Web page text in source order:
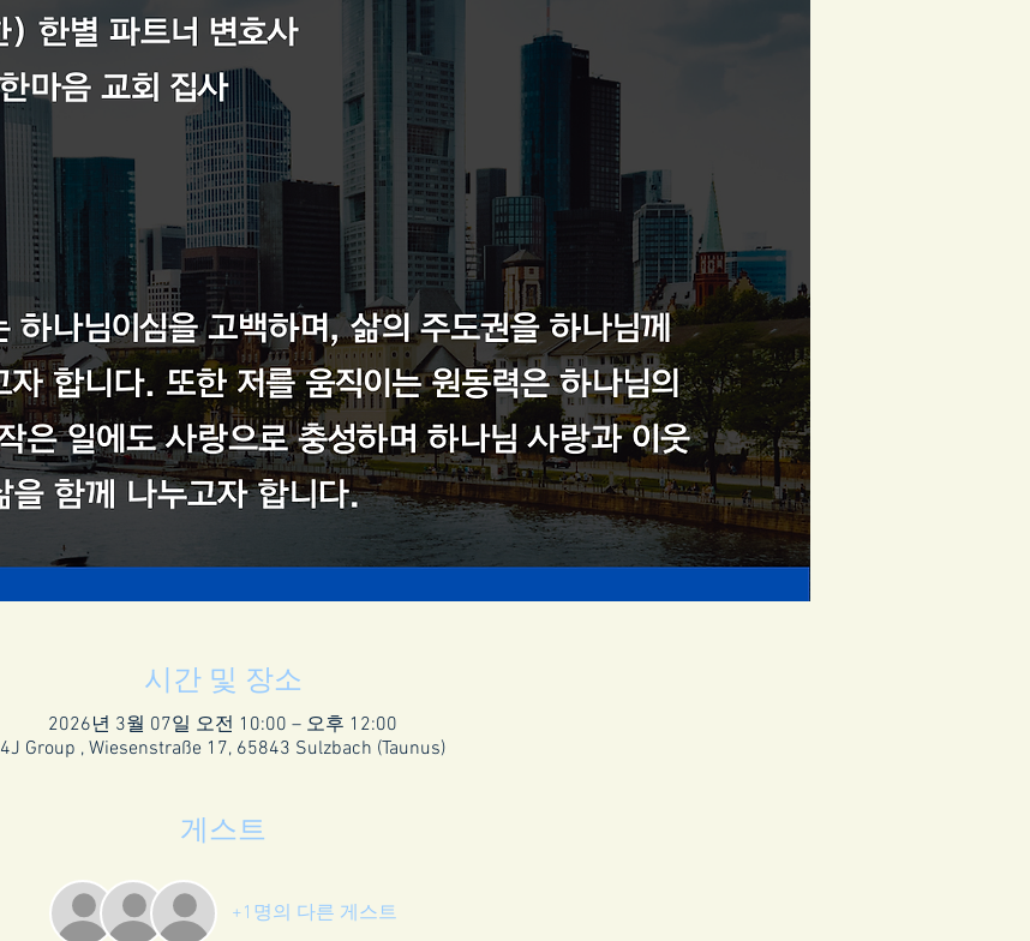
시간 및 장소
2026년 3월 07일 오전 10:00 – 오후 12:00
4J Group , Wiesenstraße 17, 65843 Sulzbach (Taunus)
게스트
+1명의 다른 게스트